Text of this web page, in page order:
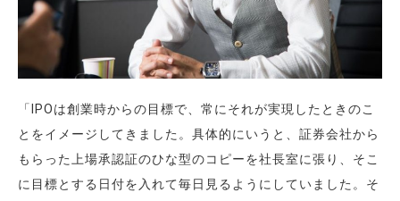
「IPOは創業時からの目標で、常にそれが実現したときのこ
とをイメージしてきました。具体的にいうと、証券会社から
もらった上場承認証のひな型のコピーを社長室に張り、そこ
に目標とする日付を入れて毎日見るようにしていました。そ